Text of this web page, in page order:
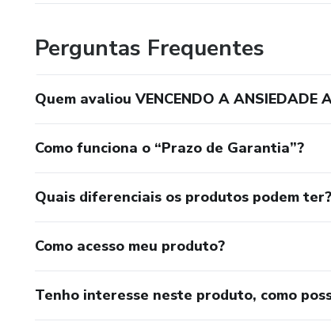
Perguntas Frequentes
Quem avaliou VENCENDO A ANSIEDADE
Como funciona o “Prazo de Garantia”?
Quais diferenciais os produtos podem ter?
Como acesso meu produto?
Tenho interesse neste produto, como